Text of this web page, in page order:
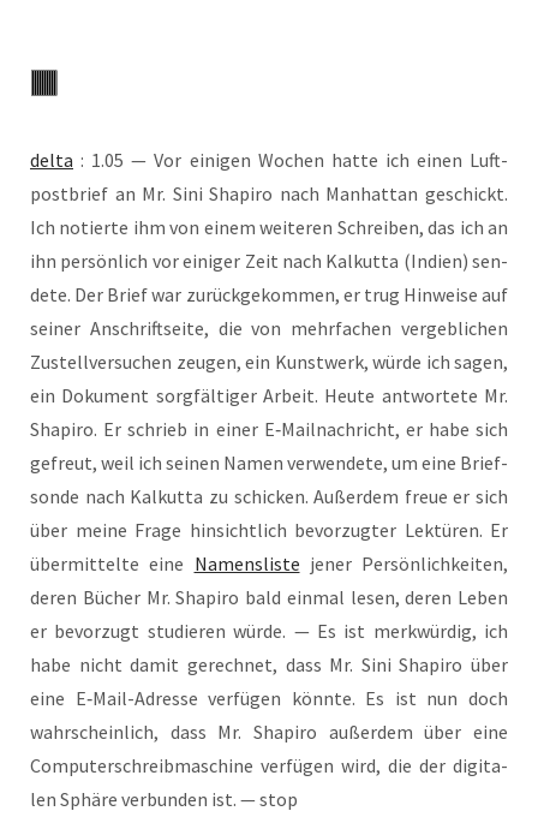
del­ta : 1.05 — Vor eini­gen Wochen hat­te ich einen Luft­
post­brief an Mr. Sini Sha­pi­ro nach Man­hat­tan geschickt.
Ich notier­te ihm von einem wei­te­ren Schrei­ben, das ich an
ihn per­sön­lich vor eini­ger Zeit nach Kal­kut­ta (Indi­en) sen­
de­te. Der Brief war zurück­ge­kom­men, er trug Hin­wei­se auf
sei­ner Anschrift­sei­te, die von mehr­fa­chen ver­geb­li­chen
Zustell­ver­su­chen zeu­gen, ein Kunst­werk, wür­de ich sagen,
ein Doku­ment sorg­fäl­ti­ger Arbeit. Heu­te ant­wor­te­te Mr.
Sha­pi­ro. Er schrieb in einer E‑Mailnachricht, er habe sich
gefreut, weil ich sei­nen Namen ver­wen­de­te, um eine Brief­
son­de nach Kal­kut­ta zu schi­cken. Außer­dem freue er sich
über mei­ne Fra­ge hin­sicht­lich bevor­zug­ter Lek­tü­ren. Er
über­mit­tel­te eine Namens­lis­te jener Per­sön­lich­kei­ten,
deren Bücher Mr. Sha­pi­ro bald ein­mal lesen, deren Leben
er bevor­zugt stu­die­ren wür­de. — Es ist merk­wür­dig, ich
habe nicht damit gerech­net, dass Mr. Sini Sha­pi­ro über
eine E‑Mail-Adres­se ver­fü­gen könn­te. Es ist nun doch
wahr­schein­lich, dass Mr. Sha­pi­ro außer­dem über eine
Com­pu­ter­schreib­ma­schi­ne ver­fü­gen wird, die der digi­ta­
len Sphä­re ver­bun­den ist. — stop